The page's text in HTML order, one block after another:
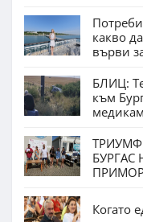
какво
върви
БЛИЦ:
към
ТРИУМФ
Когато